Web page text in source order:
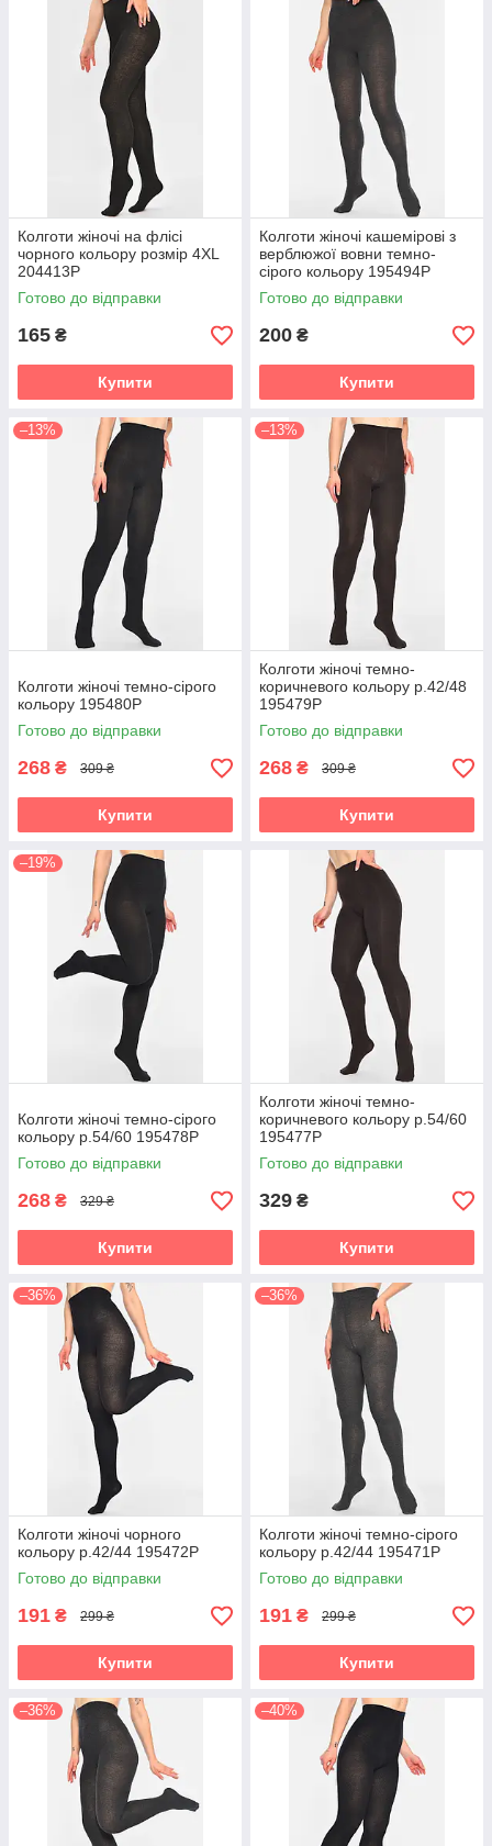
Колготи жіночі на флісі
чорного кольору розмір 4XL
204413P
Готово до відправки
165 ₴
Купити
Колготи жіночі кашемірові з
верблюжої вовни темно-
сірого кольору 195494P
Готово до відправки
200 ₴
Купити
–13%
Колготи жіночі темно-сірого
кольору 195480P
Готово до відправки
268 ₴ 309 ₴
Купити
–13%
Колготи жіночі темно-
коричневого кольору р.42/48
195479P
Готово до відправки
268 ₴ 309 ₴
Купити
–19%
Колготи жіночі темно-сірого
кольору р.54/60 195478P
Готово до відправки
268 ₴ 329 ₴
Купити
Колготи жіночі темно-
коричневого кольору р.54/60
195477P
Готово до відправки
329 ₴
Купити
–36%
Колготи жіночі чорного
кольору р.42/44 195472P
Готово до відправки
191 ₴ 299 ₴
Купити
–36%
Колготи жіночі темно-сірого
кольору р.42/44 195471P
Готово до відправки
191 ₴ 299 ₴
Купити
–36% –40%